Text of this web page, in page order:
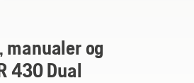
manualer og
430 Dual